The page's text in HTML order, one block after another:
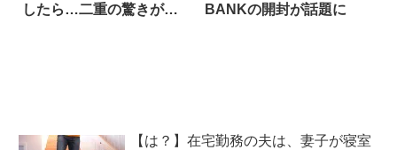
したら…二重の驚きが待
BANKの開封が話題に
【は？】在宅勤務の夫は、妻子が寝室